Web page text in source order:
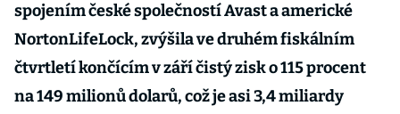
spojením české společností Avast a americké
NortonLifeLock, zvýšila ve druhém fiskálním
čtvrtletí končícím v září čistý zisk o 115 procent
na 149 milionů dolarů, což je asi 3,4 miliardy